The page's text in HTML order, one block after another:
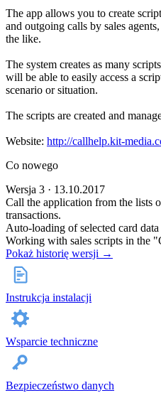
The app allows you to create
and outgoing calls by sales
the like.
The system creates as many
will be able to easily access a
scenario or situation.
The scripts are created and
Website: http://callhelp.kit-
Co nowego
Wersja 3 · 13.10.2017
Call the application from the lists
transactions.
Auto-loading of selected card
Working with sales scripts in the
Pokaż historię wersji →
Instrukcja instalacji
Wsparcie techniczne
Bezpieczeństwo danych